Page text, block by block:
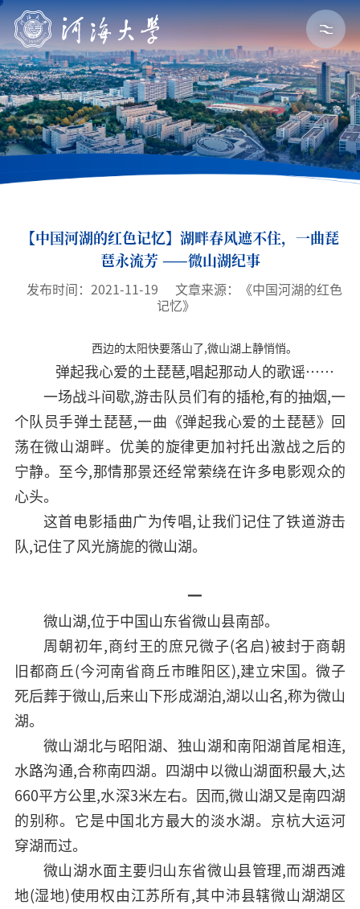
【中国河湖的红色记忆】湖畔春风遮不住，一曲琵
琶永流芳 ——微山湖纪事
发布时间：2021-11-19
文章来源：《中国河湖的红色
记忆》
西边的太阳快要落山了,微山湖上静悄悄。
弹起我心爱的土琵琶,唱起那动人的歌谣……
一场战斗间歇,游击队员们有的插枪,有的抽烟,一
个队员手弹土琵琶,一曲《弹起我心爱的土琵琶》回
荡在微山湖畔。优美的旋律更加衬托出激战之后的
宁静。至今,那情那景还经常萦绕在许多电影观众的
心头。
这首电影插曲广为传唱,让我们记住了铁道游击
队,记住了风光旖旎的微山湖。
一
微山湖,位于中国山东省微山县南部。
周朝初年,商纣王的庶兄微子(名启)被封于商朝
旧都商丘(今河南省商丘市睢阳区),建立宋国。微子
死后葬于微山,后来山下形成湖泊,湖以山名,称为微山
湖。
微山湖北与昭阳湖、独山湖和南阳湖首尾相连,
水路沟通,合称南四湖。四湖中以微山湖面积最大,达
660平方公里,水深3米左右。因而,微山湖又是南四湖
的别称。它是中国北方最大的淡水湖。京杭大运河
穿湖而过。
微山湖水面主要归山东省微山县管理,而湖西滩
地(湿地)使用权由江苏所有,其中沛县辖微山湖湖区